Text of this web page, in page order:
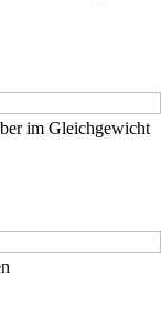
im Gleichgewicht